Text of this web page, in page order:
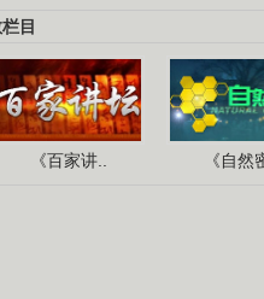
目
《百家讲.. 《自然